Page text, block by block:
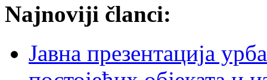
Najnoviji članci:
Јавна презентација